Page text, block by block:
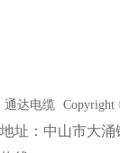
通达电缆 Copyright
地址：中山市大